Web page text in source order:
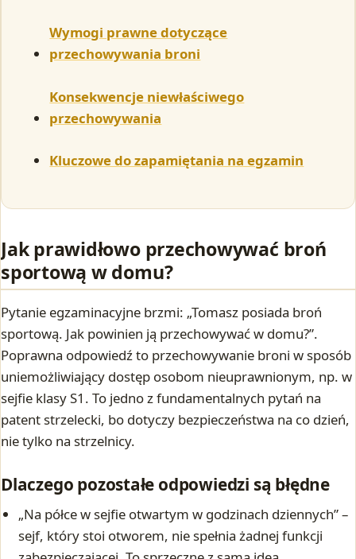
Wymogi prawne dotyczące
przechowywania broni
Konsekwencje niewłaściwego
przechowywania
Kluczowe do zapamiętania na egzamin
Jak prawidłowo przechowywać broń
sportową w domu?
Pytanie egzaminacyjne brzmi: „Tomasz posiada broń
sportową. Jak powinien ją przechowywać w domu?”.
Poprawna odpowiedź to przechowywanie broni w sposób
uniemożliwiający dostęp osobom nieuprawnionym, np. w
sejfie klasy S1. To jedno z fundamentalnych pytań na
patent strzelecki, bo dotyczy bezpieczeństwa na co dzień,
nie tylko na strzelnicy.
Dlaczego pozostałe odpowiedzi są błędne
„Na półce w sejfie otwartym w godzinach dziennych” –
sejf, który stoi otworem, nie spełnia żadnej funkcji